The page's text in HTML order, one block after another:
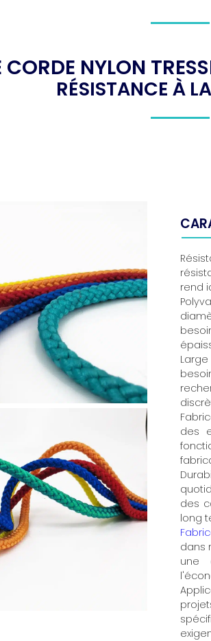
CORDE NYLON
RÉSISTANCE À
rend
des
des
long
dans
une